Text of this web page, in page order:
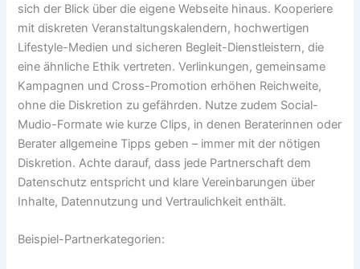
sich der Blick über die eigene Webseite hinaus. Kooperiere
mit diskreten Veranstaltungskalendern, hochwertigen
Lifestyle-Medien und sicheren Begleit-Dienstleistern, die
eine ähnliche Ethik vertreten. Verlinkungen, gemeinsame
Kampagnen und Cross-Promotion erhöhen Reichweite,
ohne die Diskretion zu gefährden. Nutze zudem Social-
Mudio-Formate wie kurze Clips, in denen Beraterinnen oder
Berater allgemeine Tipps geben – immer mit der nötigen
Diskretion. Achte darauf, dass jede Partnerschaft dem
Datenschutz entspricht und klare Vereinbarungen über
Inhalte, Datennutzung und Vertraulichkeit enthält.
Beispiel-Partnerkategorien: